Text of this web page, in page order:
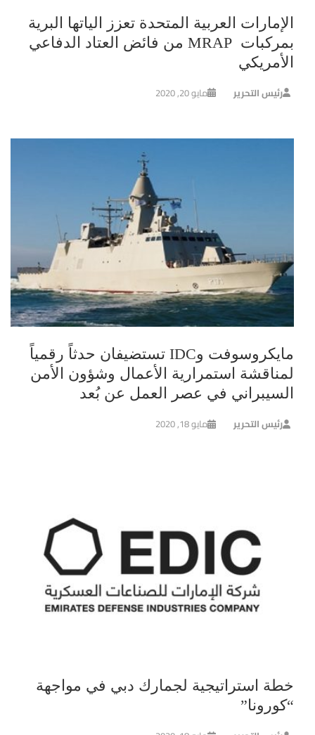
الإمارات العربية المتحدة تعزز الياتها البرية
بمركبات MRAP من فائض العتاد الدفاعي
الأمريكي
رئيس التحرير مايو 20, 2020
مايكروسوفت وIDC تستضيفان حدثاً رقمياً
لمناقشة استمرارية الأعمال وشؤون الأمن
السيبراني في عصر العمل عن بُعد
رئيس التحرير مايو 18, 2020
خطة استراتيجية لجمارك دبي في مواجهة
“كورونا”